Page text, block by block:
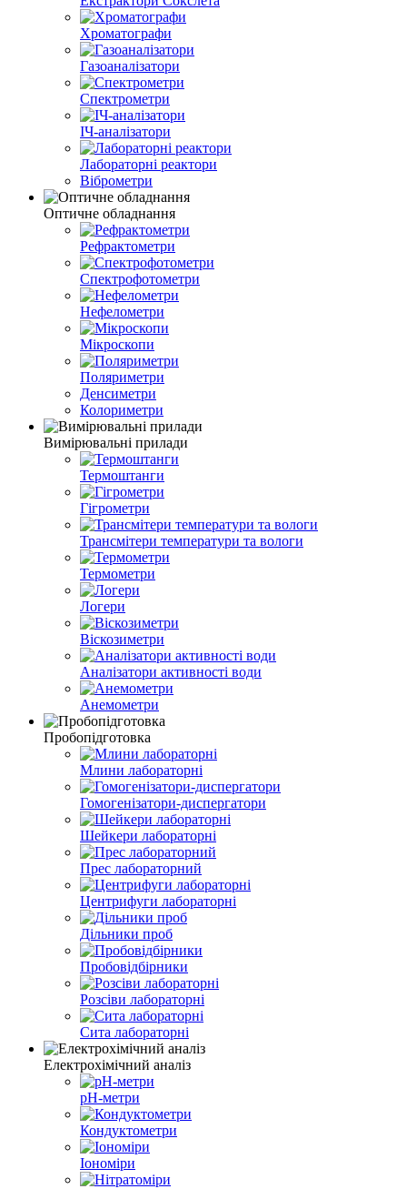
Хроматографи
Газоаналізатори
Спектрометри
ІЧ-аналізатори
Лабораторні реактори
Віброметри
Оптичне обладнання
Рефрактометри
Спектрофотометри
Нефелометри
Мікроскопи
Поляриметри
Денсиметри
Колориметри
Вимірювальні прилади
Термоштанги
Гігрометри
Трансмітери температури та вологи
Термометри
Логери
Віскозиметри
Аналізатори активності води
Анемометри
Пробопідготовка
Млини лабораторні
Гомогенізатори-диспергатори
Шейкери лабораторні
Прес лабораторний
Центрифуги лабораторні
Дільники проб
Пробовідбірники
Розсіви лабораторні
Сита лабораторні
Електрохімічний аналіз
pH-метри
Кондуктометри
Іономіри